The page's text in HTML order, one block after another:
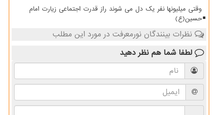
وقتی میلیونها نفر یک دل می شوند راز قدرت اجتماعی زیارت امام
حسین(ع)
نظرات بینندگان نورمعرفت در مورد این مطلب
لطفا شما هم نظر دهید